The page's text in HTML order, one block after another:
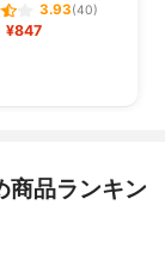
3.93(40)
¥847
商品ランキン